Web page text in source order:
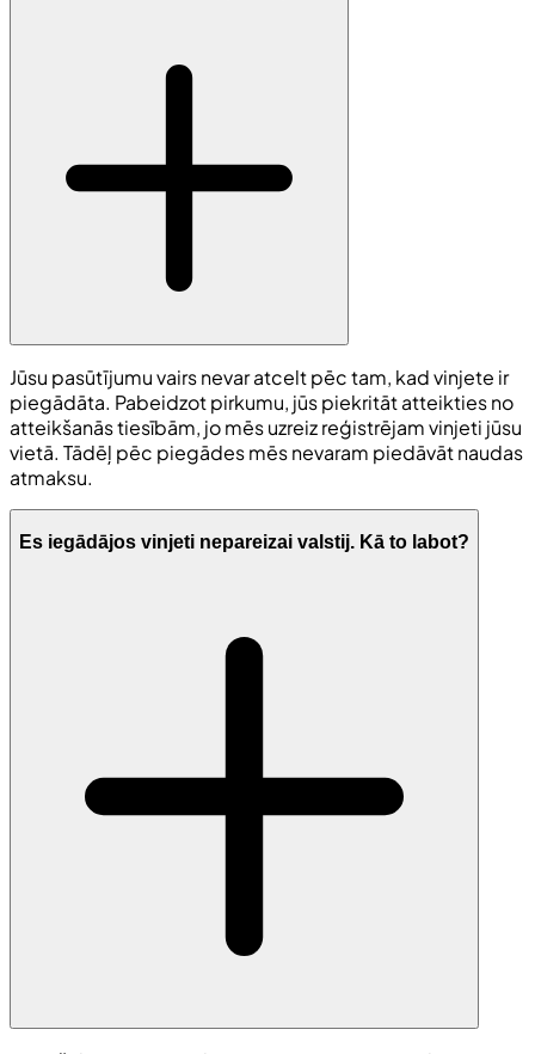
Jūsu pasūtījumu vairs nevar atcelt pēc tam, kad vinjete ir
piegādāta. Pabeidzot pirkumu, jūs piekritāt atteikties no
atteikšanās tiesībām, jo mēs uzreiz reģistrējam vinjeti jūsu
vietā. Tādēļ pēc piegādes mēs nevaram piedāvāt naudas
atmaksu.
Es iegādājos vinjeti nepareizai valstij. Kā to labot?